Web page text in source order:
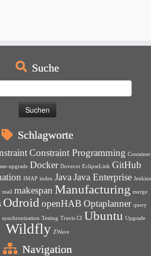
Suche
Schlagworte
Constraint Programming Container
upgrade Docker Dovecot EclipseLink GitHub
IMAP index Java Java Enterprise Jenkins
mail makespan Manufacturing merge
Odroid openHAB Optaplanner query
synchronization Testing Travis CI Ubuntu Upgrade
Wildfly ZWave
Navigation